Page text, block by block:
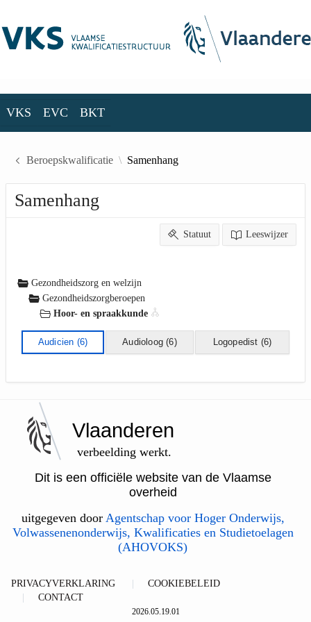
VKS EVC BKT
Beroepskwalificatie Samenhang
Samenhang
Statuut Leeswijzer
Gezondheidszorg en welzijn
Gezondheidszorgberoepen
Hoor- en spraakkunde
Audicien (6) Audioloog (6) Logopedist (6)
Vlaanderen
verbeelding werkt.
Dit is een officiële website van de Vlaamse
overheid
uitgegeven door Agentschap voor Hoger Onderwijs,
Volwassenenonderwijs, Kwalificaties en Studietoelagen
(AHOVOKS)
PRIVACYVERKLARING
COOKIEBELEID
CONTACT
2026.05.19.01